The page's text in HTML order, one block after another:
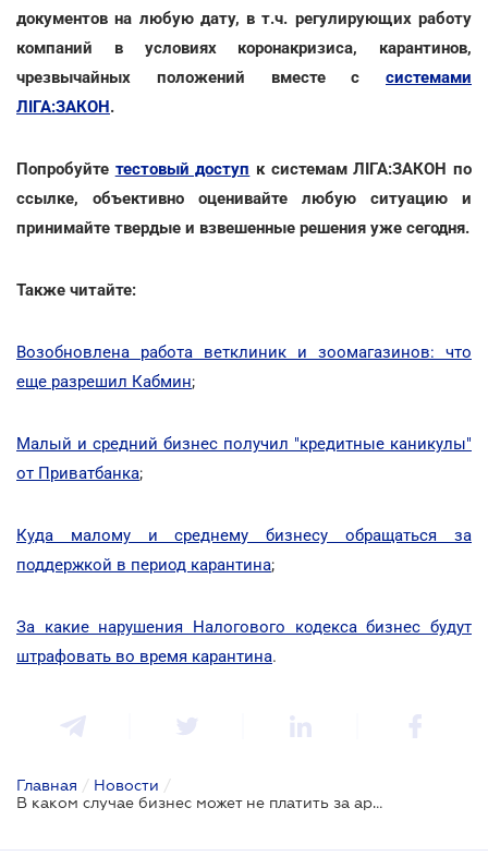
документов на любую дату, в т.ч. регулирующих работу
компаний в условиях коронакризиса, карантинов,
чрезвычайных положений вместе с системами
ЛІГА:ЗАКОН.
Попробуйте тестовый доступ к системам ЛІГА:ЗАКОН по
ссылке, объективно оценивайте любую ситуацию и
принимайте твердые и взвешенные решения уже сегодня.
Также читайте:
Возобновлена работа ветклиник и зоомагазинов: что
еще разрешил Кабмин;
Малый и средний бизнес получил "кредитные каникулы"
от Приватбанка;
Куда малому и среднему бизнесу обращаться за
поддержкой в период карантина;
За какие нарушения Налогового кодекса бизнес будут
штрафовать во время карантина.
Главная / Новости /
В каком случае бизнес может не платить за аренду в период карантина